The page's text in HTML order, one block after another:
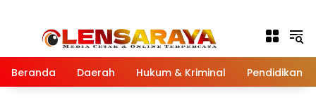
Beranda Daerah Hukum & Kriminal Pendidikan